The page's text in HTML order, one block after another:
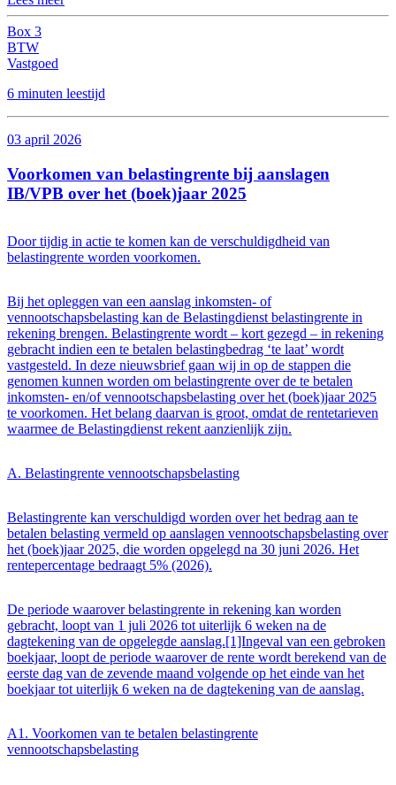
Box 3
BTW
Vastgoed
6 minuten leestijd
03 april 2026
Voorkomen van belastingrente bij aanslagen
IB/VPB over het (boek)jaar 2025
Door tijdig in actie te komen kan de verschuldigdheid van
belastingrente worden voorkomen.
Bij het opleggen van een aanslag inkomsten- of
vennootschapsbelasting kan de Belastingdienst belastingrente in
rekening brengen. Belastingrente wordt – kort gezegd – in rekening
gebracht indien een te betalen belastingbedrag ‘te laat’ wordt
vastgesteld. In deze nieuwsbrief gaan wij in op de stappen die
genomen kunnen worden om belastingrente over de te betalen
inkomsten- en/of vennootschapsbelasting over het (boek)jaar 2025
te voorkomen. Het belang daarvan is groot, omdat de rentetarieven
waarmee de Belastingdienst rekent aanzienlijk zijn.
A. Belastingrente vennootschapsbelasting
Belastingrente kan verschuldigd worden over het bedrag aan te
betalen belasting vermeld op aanslagen vennootschapsbelasting over
het (boek)jaar 2025, die worden opgelegd na 30 juni 2026. Het
rentepercentage bedraagt 5% (2026).
De periode waarover belastingrente in rekening kan worden
gebracht, loopt van 1 juli 2026 tot uiterlijk 6 weken na de
dagtekening van de opgelegde aanslag.[1]Ingeval van een gebroken
boekjaar, loopt de periode waarover de rente wordt berekend van de
eerste dag van de zevende maand volgende op het einde van het
boekjaar tot uiterlijk 6 weken na de dagtekening van de aanslag.
A1. Voorkomen van te betalen belastingrente
vennootschapsbelasting